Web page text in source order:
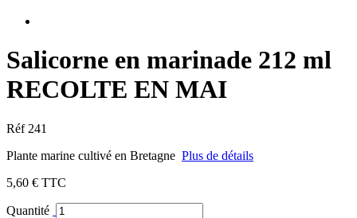
Salicorne en marinade 212 ml
RECOLTE EN MAI
Réf 241
Plante marine cultivé en Bretagne Plus de détails
5,60 € TTC
Quantité